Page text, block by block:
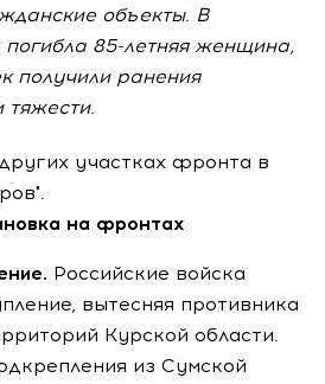
объекты. В
погибла 85-летняя женщина,
получили ранения
тяжести.
участках фронта в
на фронтах
Российские войска
вытесняя противника
Курской области.
из Сумской